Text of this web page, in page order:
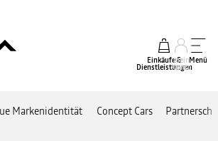
Einkäufe &
Dienstleistungen
mein
Konto
Menü
Markenidentität Concept Cars